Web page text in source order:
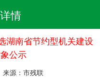
情
湖南省节约型机关建设
公示
源：市残联